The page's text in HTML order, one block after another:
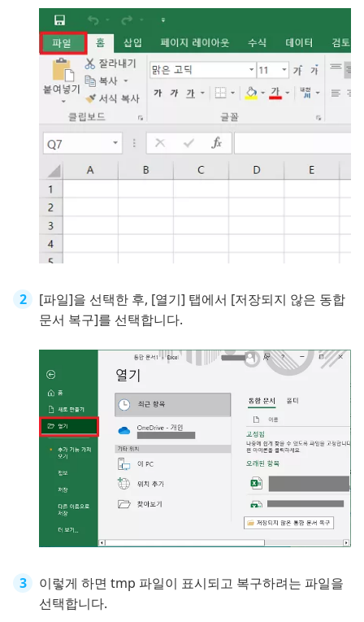
[파일]을 선택한 후, [열기] 탭에서 [저장되지 않은 동합
문서 복구]를 선택합니다.
이렇게 하면 tmp 파일이 표시되고 복구하려는 파일을
선택합니다.